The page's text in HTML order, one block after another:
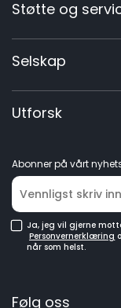
X5 Gen 2
X5 Gen 2
60V Kommersiell
Tilbehør
Støtte og
Støttesenter
Garantiregistrering
Manualer og
Selskap
Om oss
Elite Lab
Hvor du kan kjøpe
Utforsk
Abonner på vårt
Ja, jeg vil gjerne
Personvernerklæring
når som helst.
Følg oss